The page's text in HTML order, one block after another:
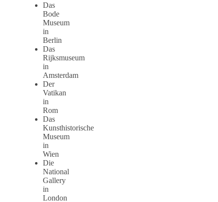
Das
Bode
Museum
in
Berlin
Das
Rijksmuseum
in
Amsterdam
Der
Vatikan
in
Rom
Das
Kunsthistorische
Museum
in
Wien
Die
National
Gallery
in
London